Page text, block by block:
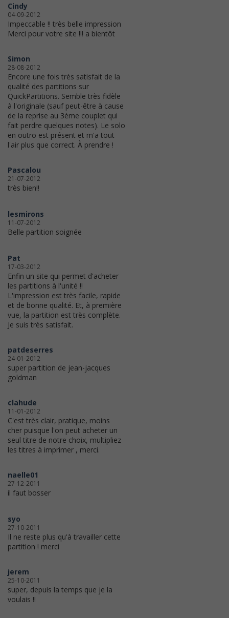
Cindy
04-09-2012
Impeccable !! très belle impression
Merci pour votre site !!! a bientôt
Simon
28-08-2012
Encore une fois très satisfait de la
qualité des partitions sur
QuickPartitions. Semble très fidèle
à l'originale (sauf peut-être à cause
de la reprise au 3ème couplet qui
fait perdre quelques notes). Le solo
en outro est présent et m'a tout
l'air plus que correct. À prendre !
Pascalou
21-07-2012
très bien!!
lesmirons
11-07-2012
Belle partition soignée
Pat
17-03-2012
Enfin un site qui permet d'acheter
les partitions à l'unité !!
L'impression est très facile, rapide
et de bonne qualité. Et, à première
vue, la partition est très complète.
Je suis très satisfait.
patdeserres
24-01-2012
super partition de jean-jacques
goldman
clahude
11-01-2012
C'est très clair, pratique, moins
cher puisque l'on peut acheter un
seul titre de notre choix, multipliez
les titres à imprimer , merci.
naelle01
27-12-2011
il faut bosser
syo
27-10-2011
Il ne reste plus qu'à travailler cette
partition ! merci
jerem
25-10-2011
super, depuis la temps que je la
voulais !!